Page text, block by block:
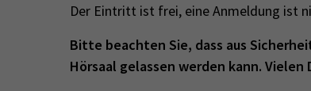
Der Eintritt ist frei, eine Anmeldung ist
Bitte beachten Sie, dass aus
Hörsaal gelassen werden kann. Vielen